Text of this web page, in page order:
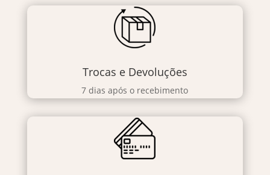
Trocas e Devoluções
7 dias após o recebimento